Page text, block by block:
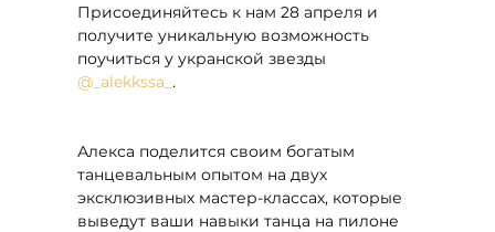
Присоединяйтесь к нам 28 апреля и
получите уникальную возможность
поучиться у укранской звезды
@_alekkssa_ .
Алекса поделится своим богатым
танцевальным опытом на двух
эксклюзивных мастер-классах, которые
выведут ваши навыки танца на пилоне